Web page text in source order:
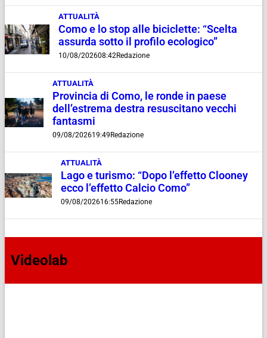
ATTUALITÀ
Como e lo stop alle biciclette: “Scelta
assurda sotto il profilo ecologico”
10/08/202608:42Redazione
ATTUALITÀ
Provincia di Como, le ronde in paese
dell’estrema destra resuscitano vecchi
fantasmi
09/08/202619:49 Redazione
ATTUALITÀ
Lago e turismo: “Dopo l’effetto Clooney
ecco l’effetto Calcio Como”
09/08/202616:55Redazione
Videolab